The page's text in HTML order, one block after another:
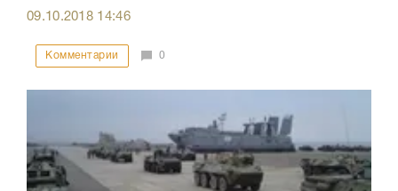
09.10.2018 14:46
Комментарии 0